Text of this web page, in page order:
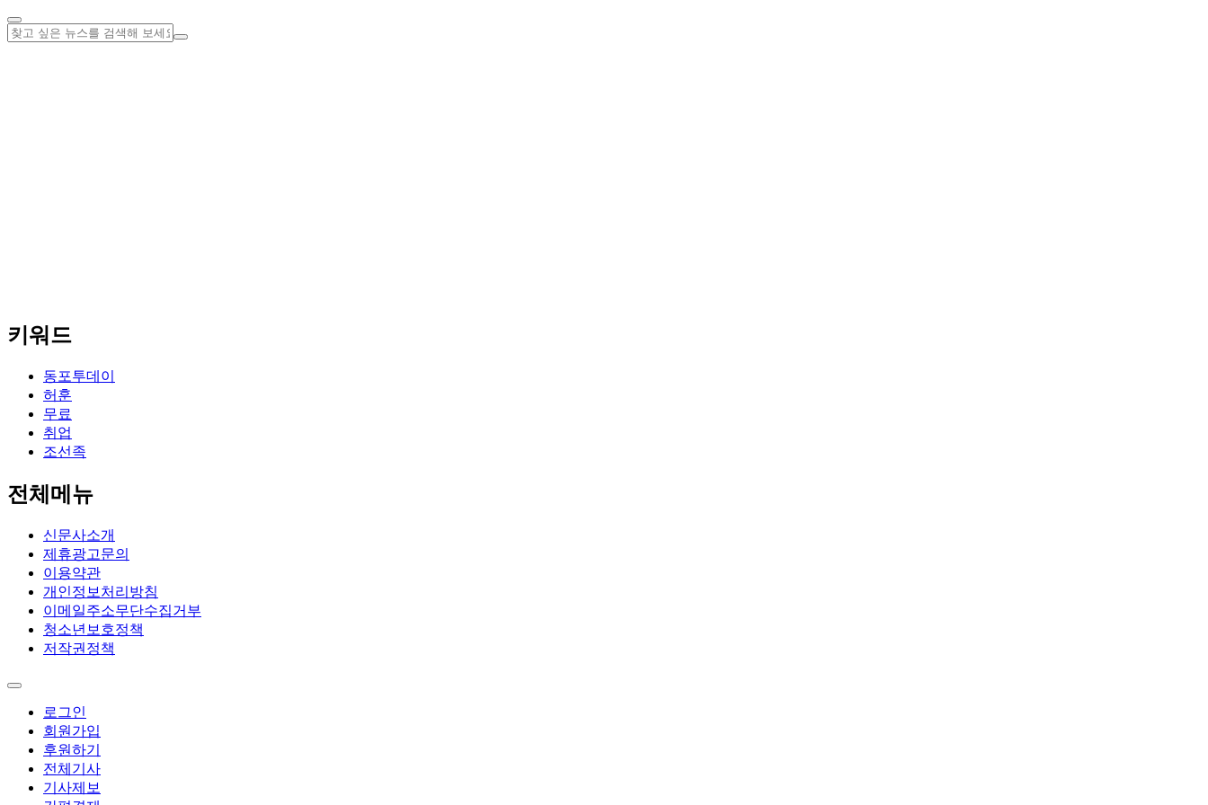
키워드
동포투데이
허훈
무료
취업
조선족
전체메뉴
신문사소개
제휴광고문의
이용약관
개인정보처리방침
이메일주소무단수집거부
청소년보호정책
저작권정책
로그인
회원가입
후원하기
전체기사
기사제보